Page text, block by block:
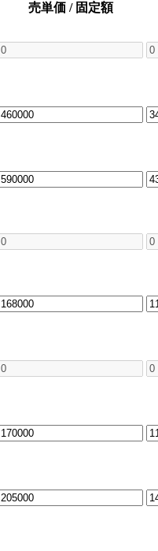
売単価 / 固定額